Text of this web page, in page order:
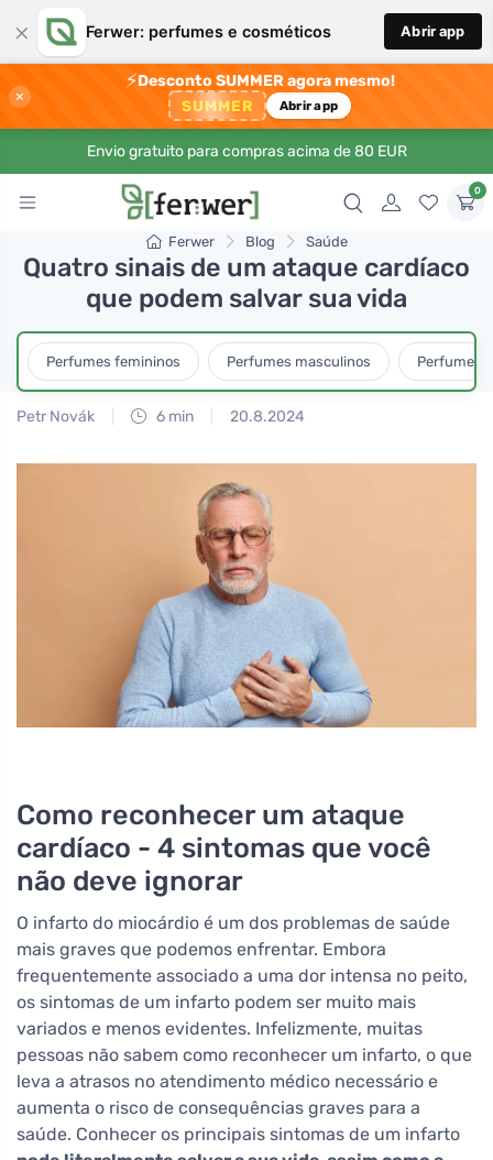
× Ferwer: perfumes e cosméticos Abrir app
×
⚡Desconto SUMMER agora mesmo!
SUMMER Abrir app
Envio gratuito para compras acima de 80 EUR
0
Ferwer Blog Saúde
Quatro sinais de um ataque cardíaco
que podem salvar sua vida
Perfumes femininos Perfumes masculinos Perfumes
Petr Novák 6 min 20.8.2024
Como reconhecer um ataque
cardíaco - 4 sintomas que você
não deve ignorar
O infarto do miocárdio é um dos problemas de saúde
mais graves que podemos enfrentar. Embora
frequentemente associado a uma dor intensa no peito,
os sintomas de um infarto podem ser muito mais
variados e menos evidentes. Infelizmente, muitas
pessoas não sabem como reconhecer um infarto, o que
leva a atrasos no atendimento médico necessário e
aumenta o risco de consequências graves para a
saúde. Conhecer os principais sintomas de um infarto